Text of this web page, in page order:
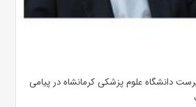
دانشگاه علوم پزشکی کرمانشاه در پیامی